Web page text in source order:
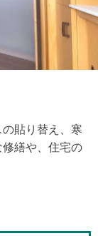
貼り替え、寒
繕や、住宅の